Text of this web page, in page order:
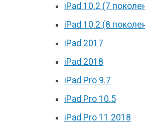
iPad 10.2 (7
iPad 10.2 (8
iPad 2017
iPad 2018
iPad Pro 9.7
iPad Pro 10.5
iPad Pro 11 2018